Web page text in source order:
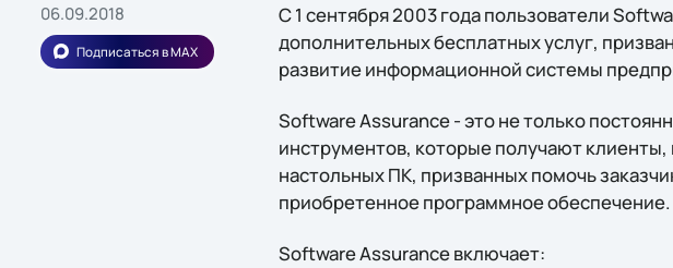
06.09.2018
Подписаться в MAX
С 1 сентября 2003 года пользователи
дополнительных бесплатных услуг,
развитие информационной системы
Software Assurance - это не только
инструментов, которые получают
настольных ПК, призванных помочь
приобретенное программное обеспечение.
Software Assurance включает: